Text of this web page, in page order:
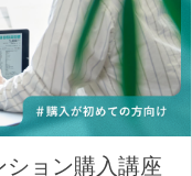
ョン購入講座